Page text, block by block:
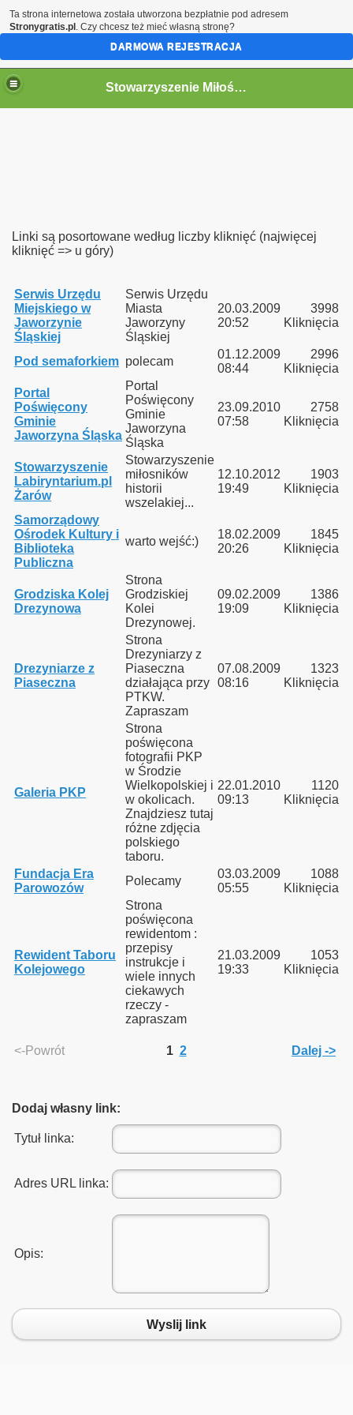
Stowarzyszenie Miłośników Kolei w Jaworzynie Śląskiej.
Linki są posortowane według liczby kliknięć (najwięcej
kliknięć => u góry)
Serwis Urzędu
Miejskiego w
Jaworzynie
Śląskiej
Serwis Urzędu
Miasta
Jaworzyny
Śląskiej
20.03.2009
20:52
3998
Kliknięcia
Pod semaforkiem polecam
01.12.2009
08:44
2996
Kliknięcia
Portal
Poświęcony
Gminie
Jaworzyna Śląska
Portal
Poświęcony
Gminie
Jaworzyna
Śląska
23.09.2010
07:58
2758
Kliknięcia
Stowarzyszenie
Labiryntarium.pl
Żarów
Stowarzyszenie
miłosników
historii
wszelakiej...
12.10.2012
19:49
1903
Kliknięcia
Samorządowy
Ośrodek Kultury i
Biblioteka
Publiczna
warto wejść:)
18.02.2009
20:26
1845
Kliknięcia
Grodziska Kolej
Drezynowa
Strona
Grodziskiej
Kolei
Drezynowej.
09.02.2009
19:09
1386
Kliknięcia
Drezyniarze z
Piaseczna
Strona
Drezyniarzy z
Piaseczna
działająca przy
PTKW.
Zapraszam
07.08.2009
08:16
1323
Kliknięcia
Galeria PKP
Strona
poświęcona
fotografii PKP
w Środzie
Wielkopolskiej i
w okolicach.
Znajdziesz tutaj
różne zdjęcia
polskiego
taboru.
22.01.2010
09:13
1120
Kliknięcia
Fundacja Era
Parowozów
Polecamy
03.03.2009
05:55
1088
Kliknięcia
Rewident Taboru
Kolejowego
Strona
poświęcona
rewidentom :
przepisy
instrukcje i
wiele innych
ciekawych
rzeczy -
zapraszam
21.03.2009
19:33
1053
Kliknięcia
<-Powrót 1 2 Dalej ->
Dodaj własny link:
Tytuł linka:
Adres URL linka:
Opis:
Wyslij link
2014r. „
"Historia i Współczesność"
dawnej magistrali kolejowej Berlin - Wrocław w
Śląska - Kamieniec Ząbkowicki - Nysa oraz Nysa
Muzeum Wojska w Białymstoku
Ta strona internetowa została utworzona bezpłatnie pod adresem
Stronygratis.pl . Czy chcesz też mieć własną stronę?
DARMOWA REJESTRACJA